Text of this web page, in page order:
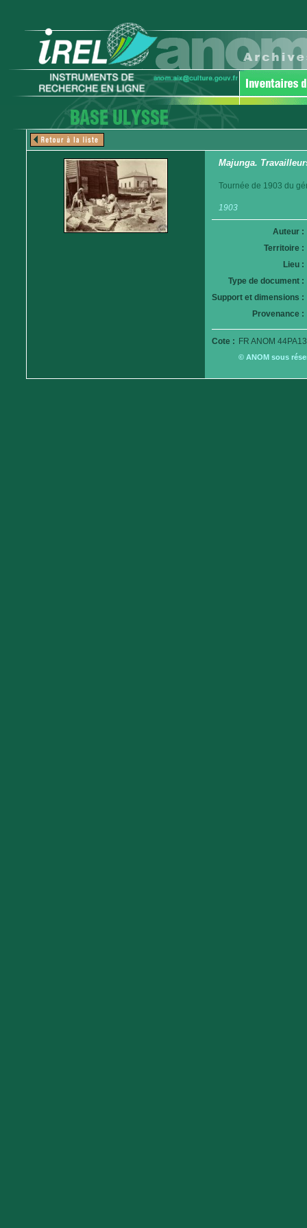
Majunga.
Tournée de 1903 du
1903
Auteur :
Territoire :
Lieu :
Type de document :
Support et dimensions :
Provenance :
Cote : FR ANOM
© ANOM sous